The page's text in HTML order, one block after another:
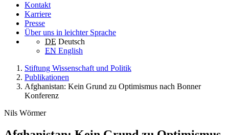
Kontakt
Karriere
Presse
Über uns in leichter Sprache
DE Deutsch
EN English
Stiftung Wissenschaft und Politik
Publikationen
Afghanistan: Kein Grund zu Optimismus nach Bonner
Konferenz
Nils Wörmer